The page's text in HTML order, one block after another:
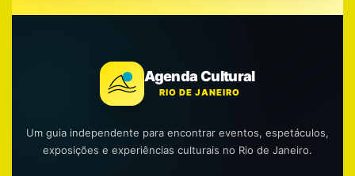
Agenda Cultural
RIO DE JANEIRO
Um guia independente para encontrar eventos, espetáculos,
exposições e experiências culturais no Rio de Janeiro.